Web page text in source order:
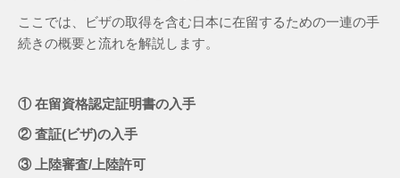
ここでは、ビザの取得を含む日本に在留するための一連の手
続きの概要と流れを解説します。
① 在留資格認定証明書の入手
② 査証(ビザ)の入手
③ 上陸審査/上陸許可